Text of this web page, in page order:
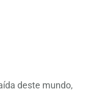
deste mundo,